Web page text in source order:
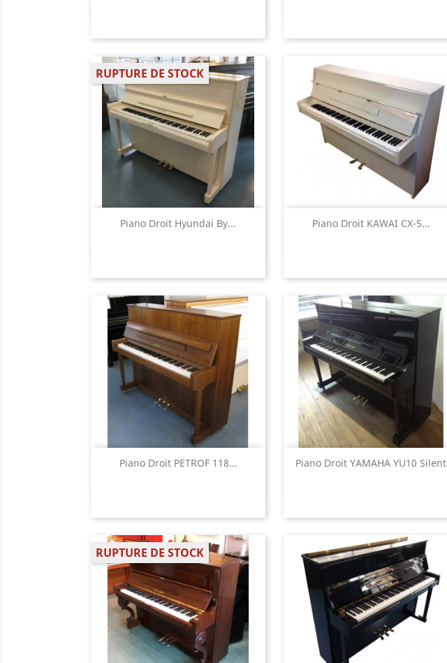
Piano Droit Hyundai By...
RUPTURE DE STOCK
 Aperçu rapide Piano Droit KAWAI CX-5...
 Aperçu rapide
Piano Droit PETROF 118...
 Aperçu rapide Piano Droit YAMAHA YU10 Silent
Aperçu rapide
RUPTURE DE STOCK